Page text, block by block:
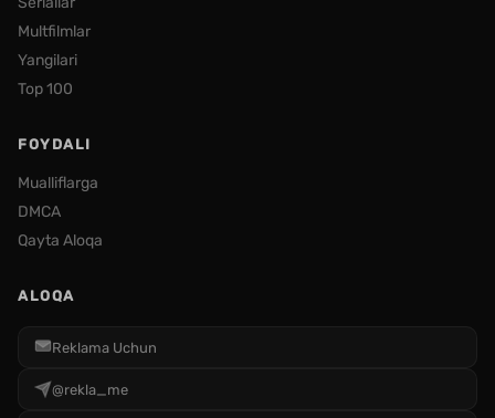
Multfilmlar
Yangilari
Top 100
FOYDALI
Mualliflarga
DMCA
Qayta Aloqa
ALOQA
Reklama Uchun
@rekla_me